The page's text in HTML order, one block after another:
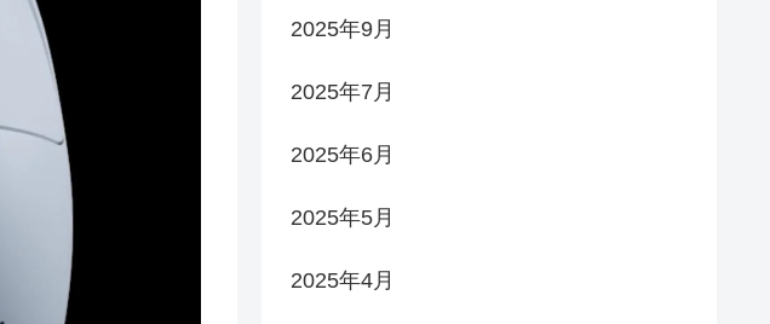
2025年9月
2025年7月
2025年6月
2025年5月
2025年4月